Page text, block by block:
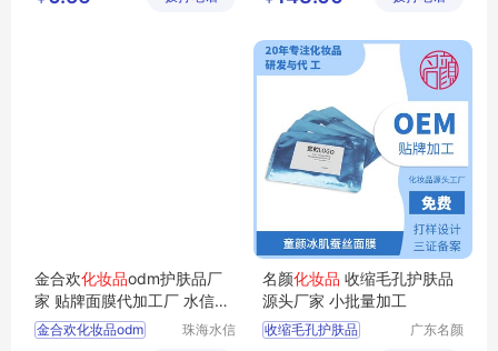
水信生物
金合欢化妆品odm护肤品厂
家 贴牌面膜代加工厂 水信生
物
金合欢化妆品odm
珠海水信
名颜化妆品 收缩毛孔护肤品
源头厂家 小批量加工
收缩毛孔护肤品
广东名颜